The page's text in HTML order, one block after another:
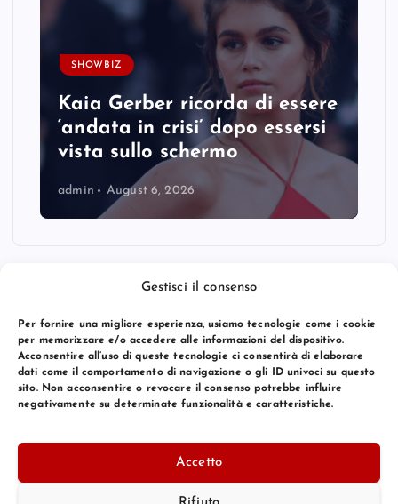
Gestisci il consenso
Per fornire una migliore esperienza, usiamo tecnologie come i cookie
per memorizzare e/o accedere alle informazioni del dispositivo.
Acconsentire all’uso di queste tecnologie ci consentirà di elaborare
dati come il comportamento di navigazione o gli ID univoci su questo
sito. Non acconsentire o revocare il consenso potrebbe influire
negativamente su determinate funzionalità e caratteristiche.
Accetto
SHOWBIZ
Kaia Gerber ricorda di essere
‘andata in crisi’ dopo essersi
vista sullo schermo
admin August 6, 2026